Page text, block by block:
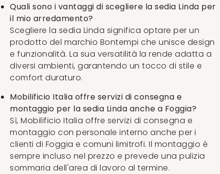
Quali sono i vantaggi di scegliere la sedia Linda per
il mio arredamento?
Scegliere la sedia Linda significa optare per un
prodotto del marchio Bontempi che unisce design
e funzionalità. La sua versatilità la rende adatta a
diversi ambienti, garantendo un tocco di stile e
comfort duraturo.
Mobilificio Italia offre servizi di consegna e
montaggio per la sedia Linda anche a Foggia?
Sì, Mobilificio Italia offre servizi di consegna e
montaggio con personale interno anche per i
clienti di Foggia e comuni limitrofi. Il montaggio è
sempre incluso nel prezzo e prevede una pulizia
sommaria dell'area di lavoro al termine.